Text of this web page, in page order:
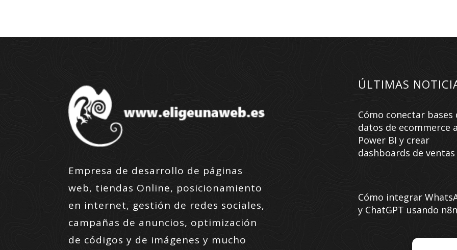
Empresa de desarrollo de páginas
web, tiendas Online, posicionamiento
en internet, gestión de redes sociales,
campañas de anuncios, optimización
de códigos y de imágenes y mucho
ÚLTIMAS
Cómo conectar bases
datos de ecommerce
Power BI y crear
dashboards de ventas
Cómo integrar
y ChatGPT usando n8n